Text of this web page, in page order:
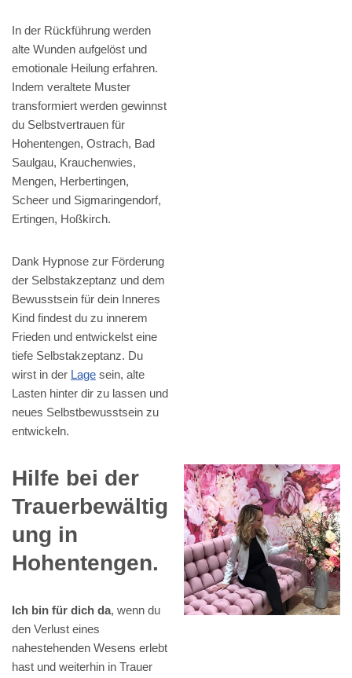
In der Rückführung werden
alte Wunden aufgelöst und
emotionale Heilung erfahren.
Indem veraltete Muster
transformiert werden gewinnst
du Selbstvertrauen für
Hohentengen, Ostrach, Bad
Saulgau, Krauchenwies,
Mengen, Herbertingen,
Scheer und Sigmaringendorf,
Ertingen, Hoßkirch.
Dank Hypnose zur Förderung
der Selbstakzeptanz und dem
Bewusstsein für dein Inneres
Kind findest du zu innerem
Frieden und entwickelst eine
tiefe Selbstakzeptanz. Du
wirst in der Lage sein, alte
Lasten hinter dir zu lassen und
neues Selbstbewusstsein zu
entwickeln.
Hilfe bei der
Trauerbewältig
ung in
Hohentengen.
Ich bin für dich da, wenn du
den Verlust eines
nahestehenden Wesens erlebt
hast und weiterhin in Trauer